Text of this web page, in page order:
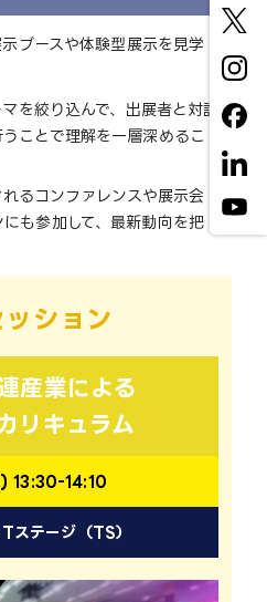
ブースや体験型展示を見学
を絞り込んで、出展者と対話
ことで理解を一層深めるこ
るコンファレンスや展示会
も参加して、最新動向を把
ション
産業による
リキュラム
13:30-14:10
ステージ（TS）